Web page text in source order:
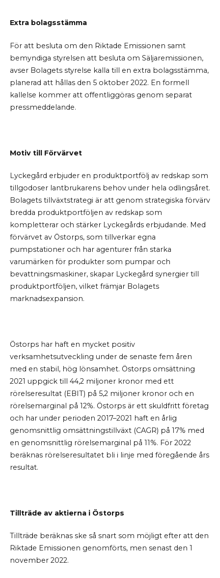
Extra bolagsstämma
För att besluta om den Riktade Emissionen samt
bemyndiga styrelsen att besluta om Säljaremissionen,
avser Bolagets styrelse kalla till en extra bolagsstämma,
planerad att hållas den 5 oktober 2022. En formell
kallelse kommer att offentliggöras genom separat
pressmeddelande.
Motiv till Förvärvet
Lyckegård erbjuder en produktportfölj av redskap som
tillgodoser lantbrukarens behov under hela odlingsåret.
Bolagets tillväxtstrategi är att genom strategiska förvärv
bredda produktportföljen av redskap som
kompletterar och stärker Lyckegårds erbjudande. Med
förvärvet av Östorps, som tillverkar egna
pumpstationer och har agenturer från starka
varumärken för produkter som pumpar och
bevattningsmaskiner, skapar Lyckegård synergier till
produktportföljen, vilket främjar Bolagets
marknadsexpansion.
Östorps har haft en mycket positiv
verksamhetsutveckling under de senaste fem åren
med en stabil, hög lönsamhet. Östorps omsättning
2021 uppgick till 44,2 miljoner kronor med ett
rörelseresultat (EBIT) på 5,2 miljoner kronor och en
rörelsemarginal på 12%. Östorps är ett skuldfritt företag
och har under perioden 2017–2021 haft en årlig
genomsnittlig omsättningstillväxt (CAGR) på 17% med
en genomsnittlig rörelsemarginal på 11%. För 2022
beräknas rörelseresultatet bli i linje med föregående års
resultat.
Tillträde av aktierna i Östorps
Tillträde beräknas ske så snart som möjligt efter att den
Riktade Emissionen genomförts, men senast den 1
november 2022.